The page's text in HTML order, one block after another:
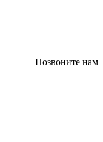
Позвоните нам